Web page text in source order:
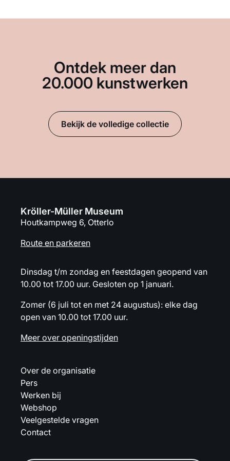
Ontdek meer dan
20.000 kunstwerken
Bekijk de volledige collectie
Kröller-Müller Museum
Houtkampweg 6, Otterlo
Route en parkeren
Dinsdag t/m zondag en feestdagen geopend van
10.00 tot 17.00 uur. Gesloten op 1 januari.
Zomer (6 juli tot en met 24 augustus): elke dag
open van 10.00 tot 17.00 uur.
Meer over openingstijden
Over de organisatie
Pers
Werken bij
Webshop
Veelgestelde vragen
Contact